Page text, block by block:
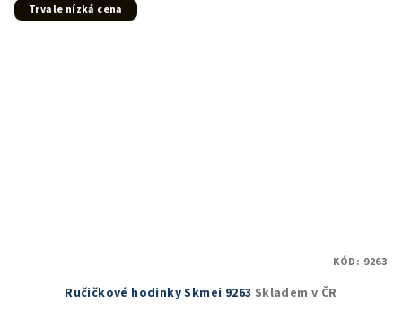
Trvale nízká cena
Ručičkové hodinky Skmei 9263 Skladem v ČR
KÓD: 9263